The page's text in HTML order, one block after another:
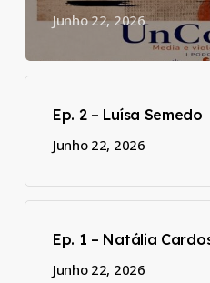
Junho 22, 2026
Ep. 2 – Luísa Semedo
Junho 22, 2026
Ep. 1 – Natália
Junho 22, 2026